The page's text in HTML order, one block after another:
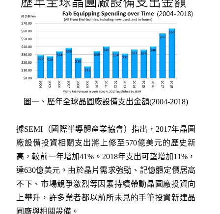
圖一、歷年全球晶圓廠設備支出金額(2004-2018)
據SEMI（國際半導體產業協會）指出，2017年晶圓
廠設備投資相關支出將上修至570億美元的歷史新
高，較前一年增加41%。2018年支出可望增加11%，
達630億美元。由於晶片需求強勁、記憶體定價居高
不下、市場競爭激烈等因素持續帶動晶圓廠投資向
上攀升，許多業者都以前所未見的手筆投資新建晶
圓廠與相關設備。